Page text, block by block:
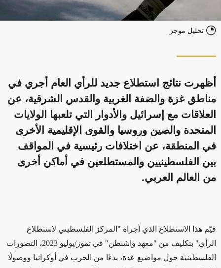
تحليل موجز
أظهرت نتائج استطلاع جديد للرأي العام أجري في
مناطق غزة والضفة الغربية والقدس الشرقية، عن
العلاقات مع إسرائيل والأدوار التي تلعبها الولايات
المتحدة والصين وروسيا والقوى الإقليمية الأخرى
في المنطقة، عن اختلافات رئيسية في المواقف
بين الفلسطينيين والمستطلعين في أماكن أخرى
من العالم العربي.
قيّم هذا الاستطلاع الذي أجراه "المركز الفلسطيني لاستطلاع
الرأي" بتكليف من "معهد واشنطن" في تموز/يوليو 2023، التصورات
الفلسطينية حول مواضيع عدة، بدءًا من الحرب في أوكرانيا ووصولًا